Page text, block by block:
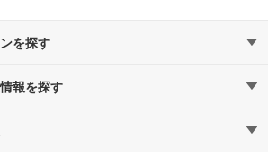
を探す
す
報を探す